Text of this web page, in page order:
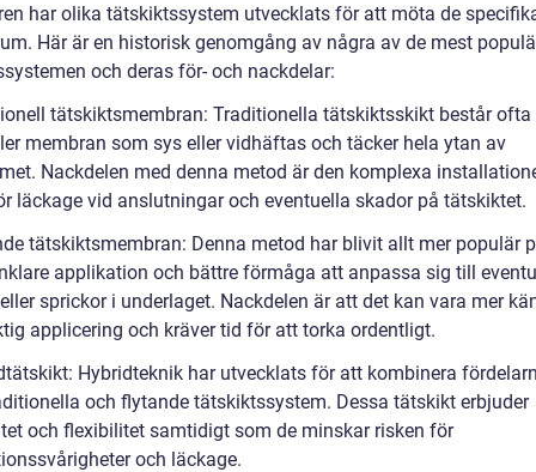
har olika tätskiktssystem utvecklats för att möta de
Här är en historisk genomgång av några av de mest
och deras för- och nackdelar:
tätskiktsmembran: Traditionella tätskiktsskikt består ofta
membran som sys eller vidhäftas och täcker hela ytan av
Nackdelen med denna metod är den komplexa
läckage vid anslutningar och eventuella skador på tätskiktet.
tätskiktsmembran: Denna metod har blivit allt mer populär
applikation och bättre förmåga att anpassa sig till
sprickor i underlaget. Nackdelen är att det kan vara mer
applicering och kräver tid för att torka ordentligt.
Hybridteknik har utvecklats för att kombinera
och flytande tätskiktssystem. Dessa tätskikt erbjuder
och flexibilitet samtidigt som de minskar risken för
och läckage.